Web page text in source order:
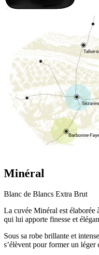
Minéral
Blanc de Blancs Extra Brut
La cuvée Minéral est élaborée
qui lui apporte finesse et
Sous sa robe brillante et
s’élèvent pour former un léger